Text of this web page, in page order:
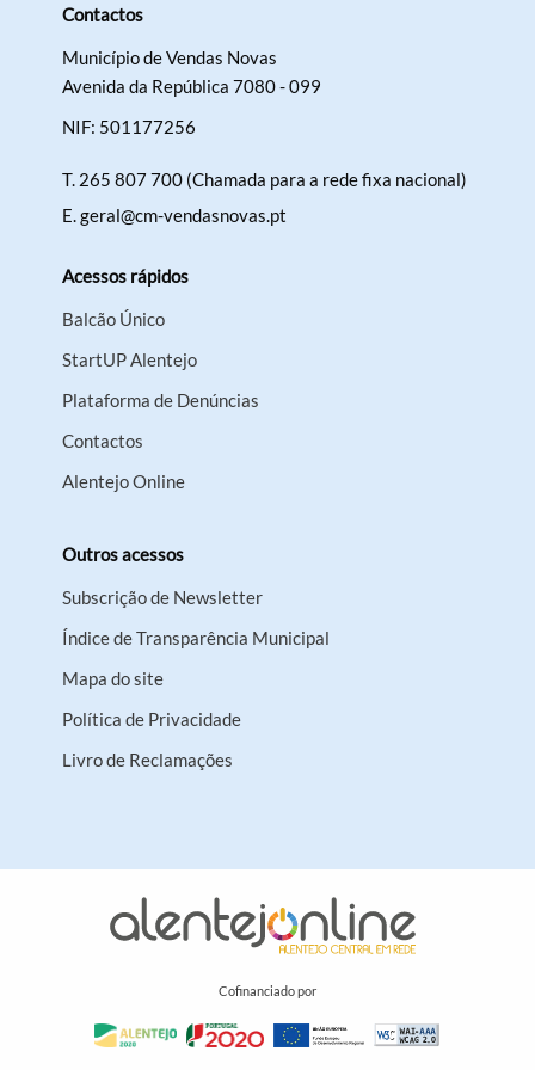
Contactos
Município de Vendas Novas
Avenida da República 7080 - 099
NIF: 501177256
T. 265 807 700 (Chamada para a rede fixa nacional)
E.geral@cm-vendasnovas.pt
Acessos rápidos
Balcão Único
StartUP Alentejo
Plataforma de Denúncias
Contactos
Alentejo Online
Outros acessos
Subscrição de Newsletter
Índice de Transparência Municipal
Mapa do site
Política de Privacidade
Livro de Reclamações
Cofinanciado por